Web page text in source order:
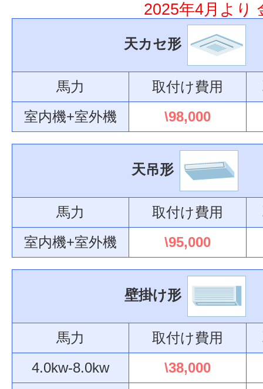
お問い合わせ 2025年4月より
天カセ形
馬力 取付け費用
室内機+室外機
\98,000
天吊形
馬力 取付け費用
室内機+室外機
\95,000
壁掛け形
馬力 取付け費用
4.0kw-8.0kw
\38,000